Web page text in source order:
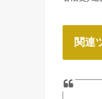
関連